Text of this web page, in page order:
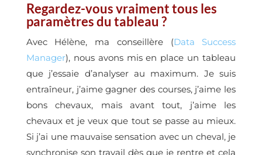
Regardez-vous vraiment tous les
paramètres du tableau ?
Avec Hélène, ma conseillère (Data Success
Manager), nous avons mis en place un tableau
que j’essaie d’analyser au maximum. Je suis
entraîneur, j’aime gagner des courses, j’aime les
bons chevaux, mais avant tout, j’aime les
chevaux et je veux que tout se passe au mieux.
Si j’ai une mauvaise sensation avec un cheval, je
synchronise son travail dès que je rentre et cela